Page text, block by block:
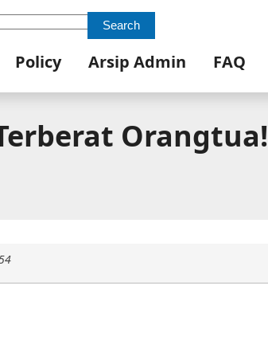
Search
Policy Arsip Admin FAQ
Orangtua!